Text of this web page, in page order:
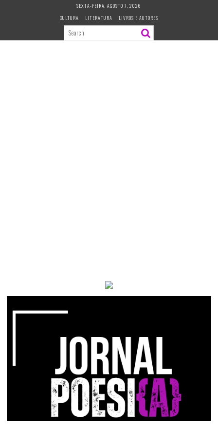
SEXTA-FEIRA, AGOSTO 7, 2026
CULTURA
LITERATURA LIVROS E AUTORES